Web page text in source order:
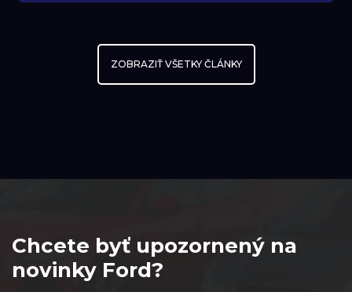
ZOBRAZIŤ VŠETKY ČLÁNKY
Chcete byť upozornený na
novinky Ford?